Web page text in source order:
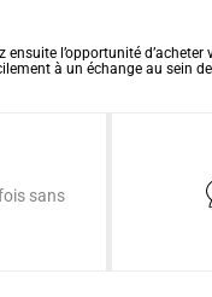
l’opportunité
à un échange au sein
sans